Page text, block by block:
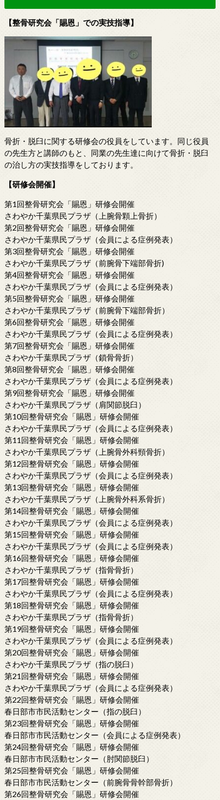
【整骨研究会「賜恩」での実技指導】
骨折・脱臼に関する研修会の役員をしています。同じ役員
の先生方と講師のもと、同業の先生達に向けて骨折・脱臼
の治し方の実技指導をしております。
【研修会開催】
第1回整骨研究会「賜恩」研修会開催
さわやか千葉県民プラザ（上腕骨顆上骨折）
第2回整骨研究会「賜恩」研修会開催
さわやか千葉県民プラザ（会員による症例発表）
第3回整骨研究会「賜恩」研修会開催
さわやか千葉県民プラザ（前腕骨下端部骨折)
第4回整骨研究会「賜恩」研修会開催
さわやか千葉県民プラザ（会員による症例発表）
第5回整骨研究会「賜恩」研修会開催
さわやか千葉県民プラザ（前腕骨下端部骨折）
第6回整骨研究会「賜恩」研修会開催
さわやか千葉県民プラザ（会員による症例発表）
第7回整骨研究会「賜恩」研修会開催
さわやか千葉県民プラザ（鎖骨骨折）
第8回整骨研究会「賜恩」研修会開催
さわやか千葉県民プラザ（会員による症例発表）
第9回整骨研究会「賜恩」研修会開催
さわやか千葉県民プラザ（肩関節脱臼）
第10回整骨研究会「賜恩」研修会開催
さわやか千葉県民プラザ（会員による症例発表）
第11回整骨研究会「賜恩」研修会開催
さわやか千葉県民プラザ（上腕骨外科頸骨折）
第12回整骨研究会「賜恩」研修会開催
さわやか千葉県民プラザ（会員による症例発表）
第13回整骨研究会「賜恩」研修会開催
さわやか千葉県民プラザ（上腕骨外科系骨折）
第14回整骨研究会「賜恩」研修会開催
さわやか千葉県民プラザ（会員による症例発表）
第15回整骨研究会「賜恩」研修会開催
さわやか千葉県民プラザ（会員による症例発表）
第16回整骨研究会「賜恩」研修会開催
さわやか千葉県民プラザ（指骨骨折）
第17回整骨研究会「賜恩」研修会開催
さわやか千葉県民プラザ（会員による症例発表）
第18回整骨研究会「賜恩」研修会開催
さわやか千葉県民プラザ（指骨骨折）
第19回整骨研究会「賜恩」研修会開催
さわやか千葉県民プラザ（会員による症例発表）
第20回整骨研究会「賜恩」研修会開催
さわやか千葉県民プラザ（指の脱臼）
第21回整骨研究会「賜恩」研修会開催
さわやか千葉県民プラザ（会員による症例発表）
第22回整骨研究会「賜恩」研修会開催
春日部市市民活動センター（指の脱臼）
第23回整骨研究会「賜恩」研修会開催
春日部市市民活動センター（会員による症例発表）
第24回整骨研究会「賜恩」研修会開催
春日部市市民活動センター（肘関節脱臼）
第25回整骨研究会「賜恩」研修会開催
春日部市市民活動センター（前腕骨骨幹部骨折）
第26回整骨研究会「賜恩」研修会開催